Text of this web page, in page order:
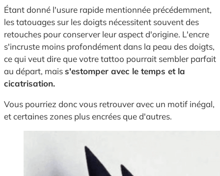
Étant donné l'usure rapide mentionnée précédemment,
les tatouages sur les doigts nécessitent souvent des
retouches pour conserver leur aspect d'origine. L'encre
s'incruste moins profondément dans la peau des doigts,
ce qui veut dire que votre tattoo pourrait sembler parfait
au départ, mais s'estomper avec le temps et la
cicatrisation.
Vous pourriez donc vous retrouver avec un motif inégal,
et certaines zones plus encrées que d'autres.